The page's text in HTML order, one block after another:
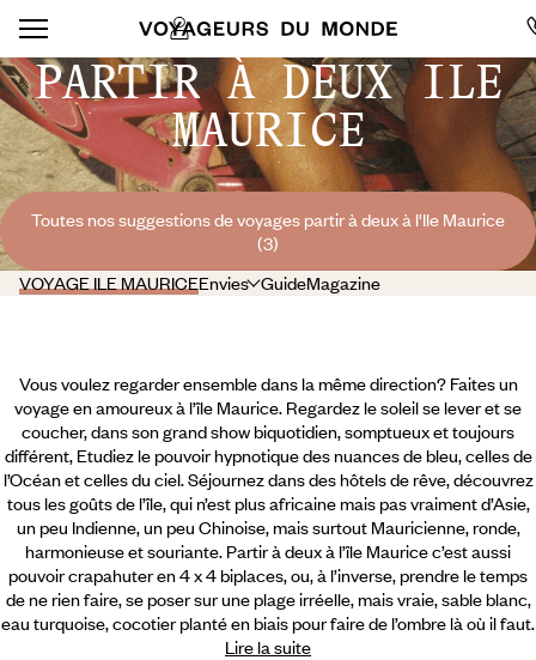
PARTIR À DEUX ILE
MAURICE
Toutes nos suggestions de voyages partir à deux à l'Ile Maurice
(3)
VOYAGE ILE MAURICEEnvies GuideMagazine
Vous voulez regarder ensemble dans la même direction? Faites un
voyage en amoureux à l’île Maurice. Regardez le soleil se lever et se
coucher, dans son grand show biquotidien, somptueux et toujours
différent, Etudiez le pouvoir hypnotique des nuances de bleu, celles de
l’Océan et celles du ciel. Séjournez dans des hôtels de rêve, découvrez
tous les goûts de l’île, qui n’est plus africaine mais pas vraiment d’Asie,
un peu Indienne, un peu Chinoise, mais surtout Mauricienne, ronde,
harmonieuse et souriante. Partir à deux à l’île Maurice c’est aussi
pouvoir crapahuter en 4 x 4 biplaces, ou, à l’inverse,prendre le temps
de ne rien faire, se poser sur une plage irréelle, mais vraie, sable blanc,
eau turquoise, cocotier planté en biais pour faire de l’ombre là où il faut.
Lire la suite